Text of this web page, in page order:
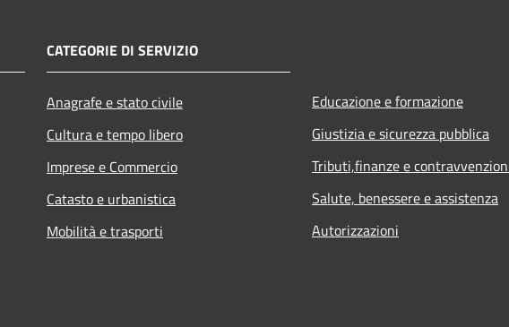
CATEGORIE DI SERVIZIO
Anagrafe e stato civile
Cultura e tempo libero
Imprese e Commercio
Catasto e urbanistica
Mobilità e trasporti
Educazione e formazione
Giustizia e sicurezza pubblica
Tributi,finanze e
Salute, benessere e assistenza
Autorizzazioni